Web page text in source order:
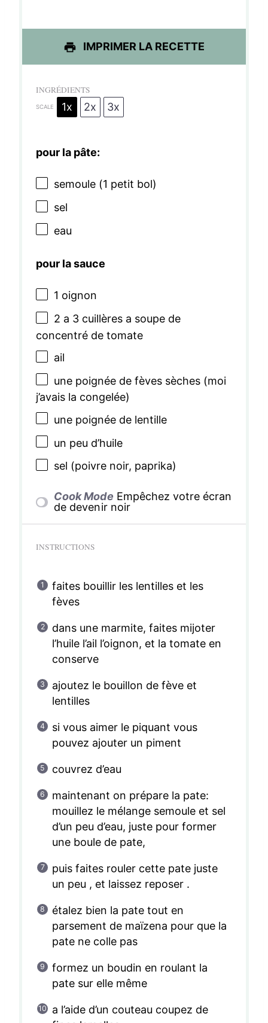
s
s
s
s
IMPRIMER LA RECETTE
INGRÉDIENTS
SCALE 1x 2x 3x
pour la pâte:
semoule (1 petit bol)
sel
eau
pour la sauce
1 oignon
2 a 3 cuillères a soupe de
concentré de tomate
ail
une poignée de fèves sèches (moi
j’avais la congelée)
une poignée de lentille
un peu d’huile
sel (poivre noir, paprika)
Cook Mode Empêchez votre écran
de devenir noir
INSTRUCTIONS
faites bouillir les lentilles et les
fèves
dans une marmite, faites mijoter
l’huile l’ail l’oignon, et la tomate en
conserve
ajoutez le bouillon de fève et
lentilles
si vous aimer le piquant vous
pouvez ajouter un piment
couvrez d’eau
maintenant on prépare la pate:
mouillez le mélange semoule et sel
d’un peu d’eau, juste pour former
une boule de pate,
puis faites rouler cette pate juste
un peu , et laissez reposer .
étalez bien la pate tout en
parsement de maïzena pour que la
pate ne colle pas
formez un boudin en roulant la
pate sur elle même
a l’aide d’un couteau coupez de